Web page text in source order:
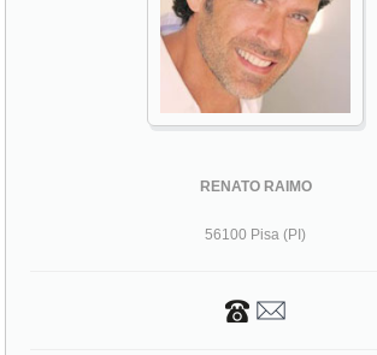
RENATO RAIMO
56100 Pisa (PI)